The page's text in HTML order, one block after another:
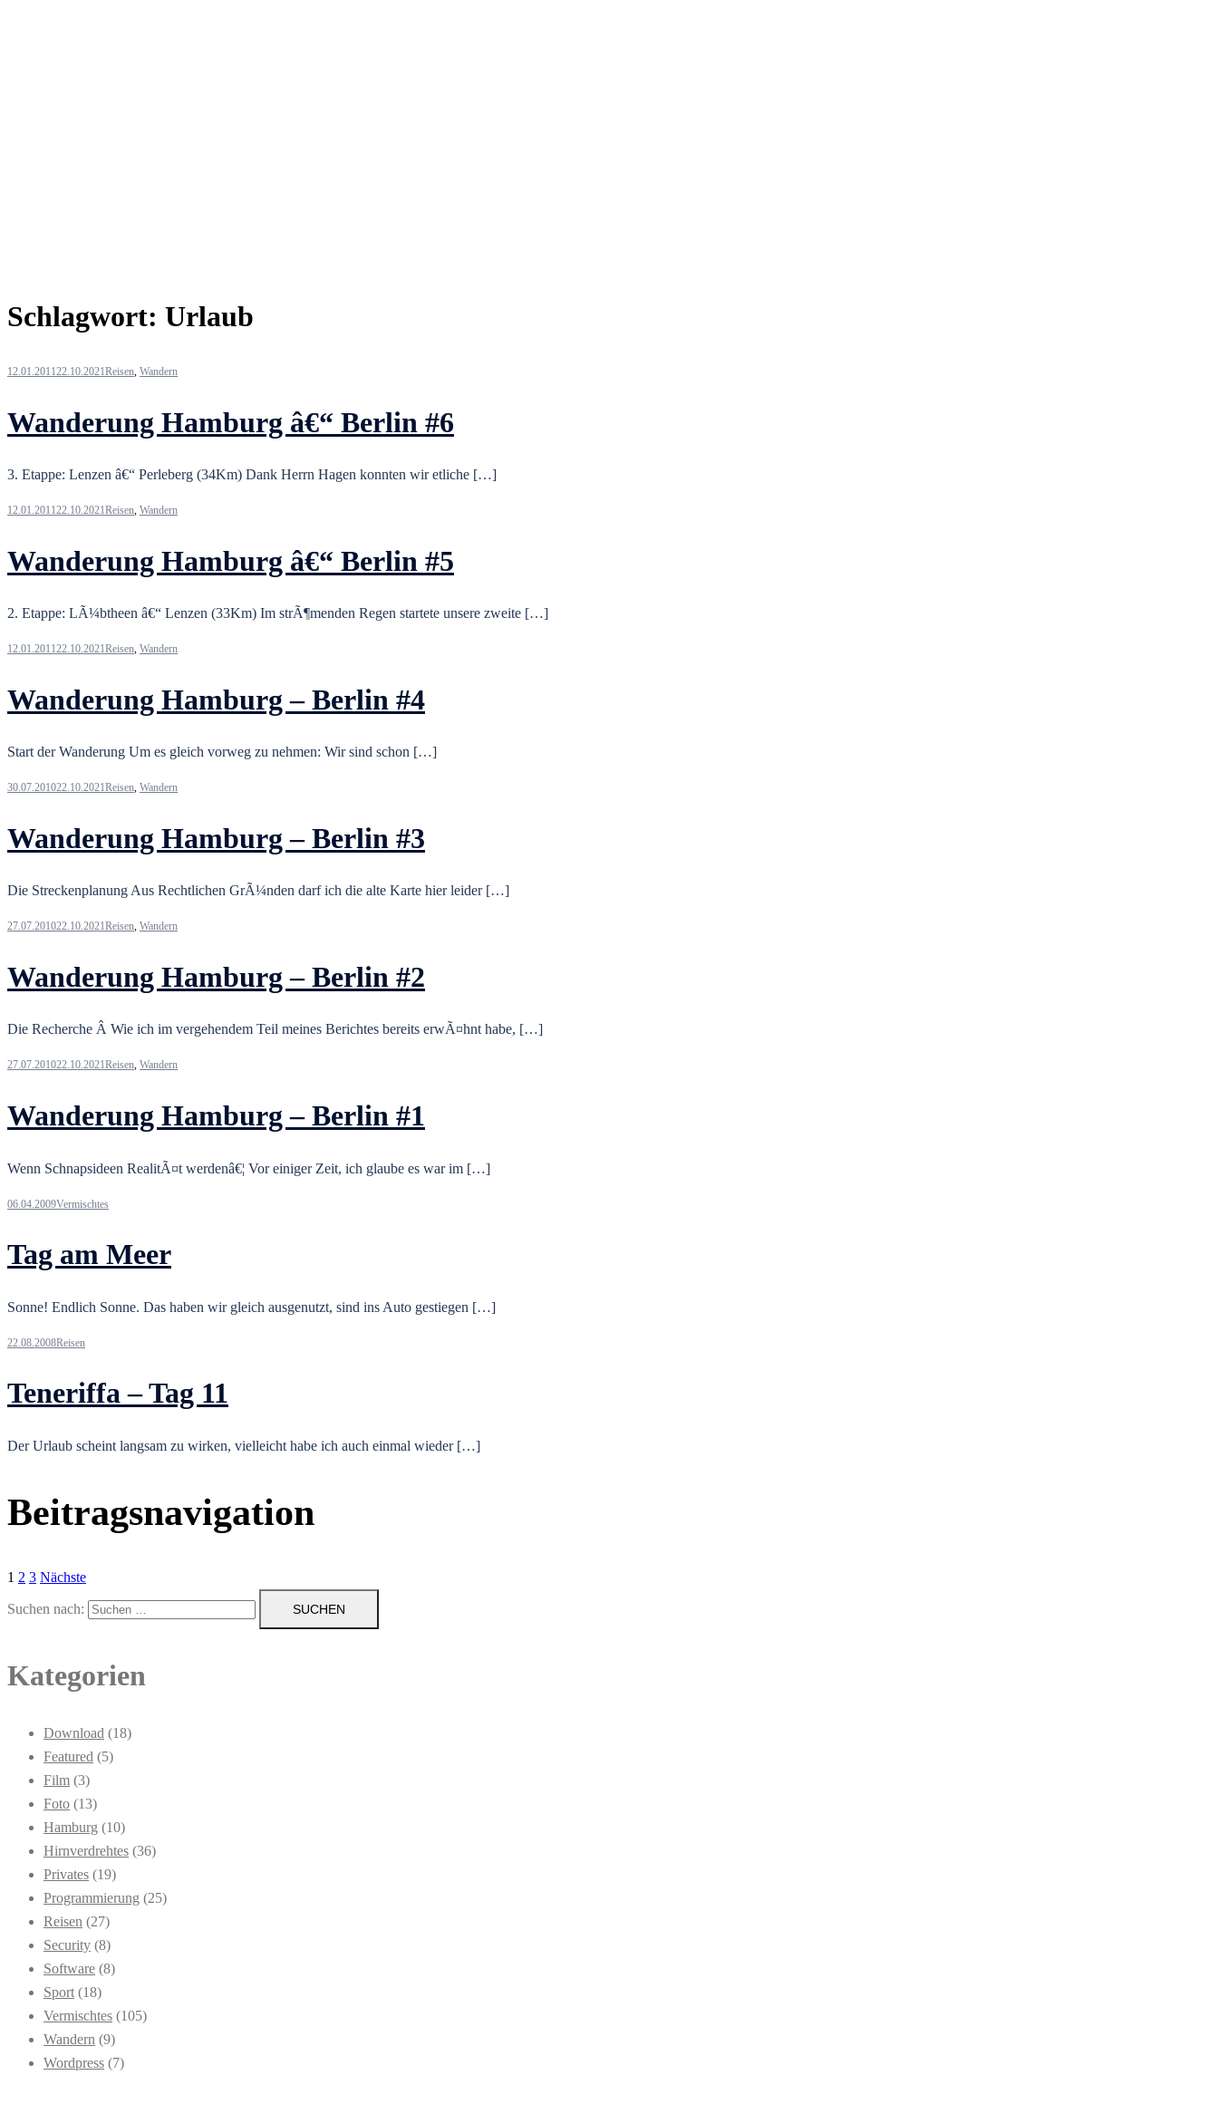
Schlagwort: Urlaub
12.01.201122.10.2021Reisen, Wandern
Wanderung Hamburg â€“ Berlin #6
3. Etappe: Lenzen â€“ Perleberg (34Km) Dank Herrn Hagen konnten wir etliche […]
12.01.201122.10.2021Reisen, Wandern
Wanderung Hamburg â€“ Berlin #5
2. Etappe: LÃ¼btheen â€“ Lenzen (33Km) Im strÃ¶menden Regen startete unsere zweite […]
12.01.201122.10.2021Reisen, Wandern
Wanderung Hamburg – Berlin #4
Start der Wanderung Um es gleich vorweg zu nehmen: Wir sind schon […]
30.07.201022.10.2021Reisen, Wandern
Wanderung Hamburg – Berlin #3
Die Streckenplanung Aus Rechtlichen GrÃ¼nden darf ich die alte Karte hier leider […]
27.07.201022.10.2021Reisen, Wandern
Wanderung Hamburg – Berlin #2
Die Recherche Â Wie ich im vergehendem Teil meines Berichtes bereits erwÃ¤hnt habe, […]
27.07.201022.10.2021Reisen, Wandern
Wanderung Hamburg – Berlin #1
Wenn Schnapsideen RealitÃ¤t werdenâ€¦ Vor einiger Zeit, ich glaube es war im […]
06.04.2009Vermischtes
Tag am Meer
Sonne! Endlich Sonne. Das haben wir gleich ausgenutzt, sind ins Auto gestiegen […]
22.08.2008Reisen
Teneriffa – Tag 11
Der Urlaub scheint langsam zu wirken, vielleicht habe ich auch einmal wieder […]
Beitragsnavigation
1 2 3 Nächste
Suchen nach:
Kategorien
Download (18)
Featured (5)
Film (3)
Foto (13)
Hamburg (10)
Hirnverdrehtes (36)
Privates (19)
Programmierung (25)
Reisen (27)
Security (8)
Software (8)
Sport(18)
Vermischtes (105)
Wandern (9)
Wordpress (7)